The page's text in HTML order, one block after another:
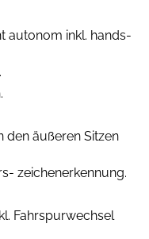
autonom inkl. hands-
den äußeren Sitzen
zeichenerkennung.
Fahrspurwechsel